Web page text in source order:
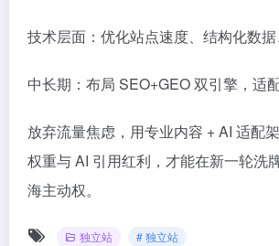
技术层面：优化站点速度、结构化数
中长期：布局 SEO+GEO 双引擎，适
放弃流量焦虑，用专业内容 + AI 适配
权重与 AI 引用红利，才能在新一轮洗
海主动权。
独立站 # 独立站